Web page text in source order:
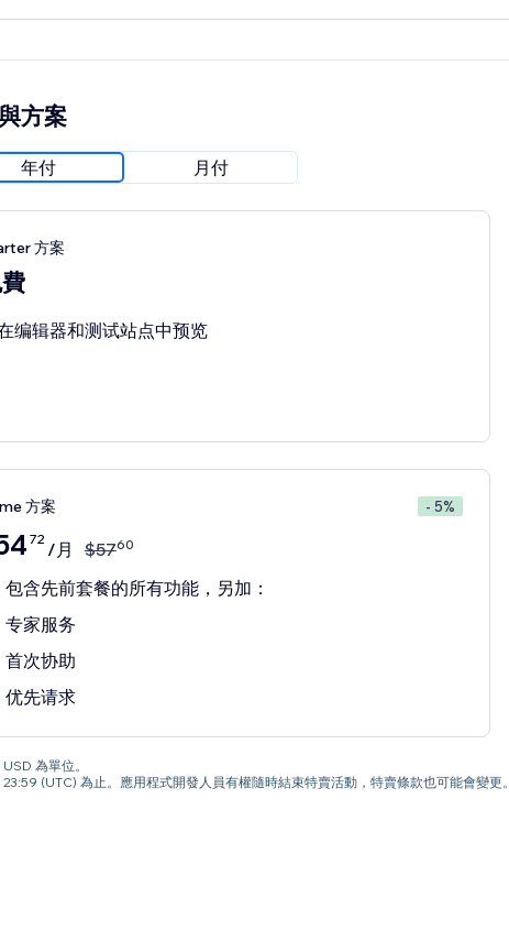
方案
年付 月付
方案
编辑器和测试站点中预览
方案 - 5%
72 /月 $5760
包含先前套餐的所有功能，另加：
专家服务
首次协助
优先请求
為單位。
(UTC) 為止。應用程式開發人員有權隨時結束特賣活動，特賣條款也可能會變更。